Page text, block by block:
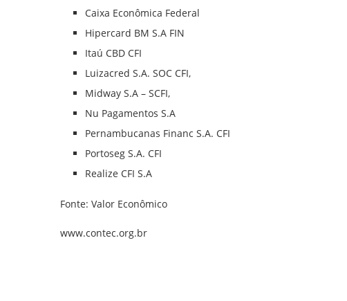
Caixa Econômica Federal
Hipercard BM S.A FIN
Itaú CBD CFI
Luizacred S.A. SOC CFI,
Midway S.A – SCFI,
Nu Pagamentos S.A
Pernambucanas Financ S.A. CFI
Portoseg S.A. CFI
Realize CFI S.A
Fonte: Valor Econômico
www.contec.org.br